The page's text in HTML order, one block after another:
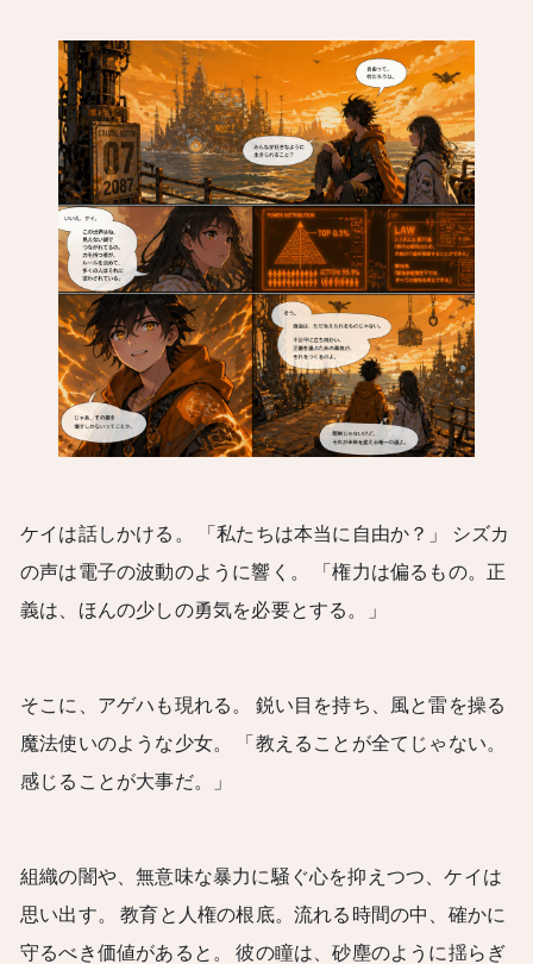
ケイは話しかける。 「私たちは本当に自由か？」 シズカ
の声は電子の波動のように響く。 「権力は偏るもの。正
義は、ほんの少しの勇気を必要とする。」
そこに、アゲハも現れる。 鋭い目を持ち、風と雷を操る
魔法使いのような少女。 「教えることが全てじゃない。
感じることが大事だ。」
組織の闇や、無意味な暴力に騒ぐ心を抑えつつ、ケイは
思い出す。 教育と人権の根底。流れる時間の中、確かに
守るべき価値があると。 彼の瞳は、砂塵のように揺らぎ